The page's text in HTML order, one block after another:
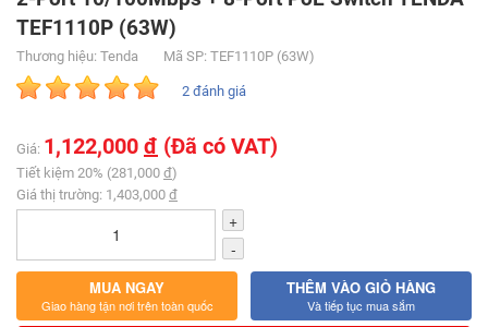
TEF1110P (63W)
Thương hiệu: Tenda Mã SP: TEF1110P (63W)
2 đánh giá
Giá: 1,122,000 đ (Đã có VAT)
Tiết kiệm 20% (281,000 đ)
Giá thị trường: 1,403,000 đ
+
-
MUA NGAY
Giao hàng tận nơi trên toàn quốc
THÊM VÀO GIỎ HÀNG
Và tiếp tục mua sắm